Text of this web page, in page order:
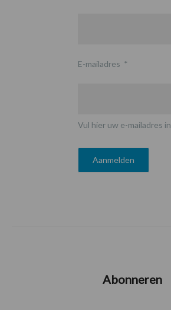
E-mailadres *
Vul hier uw e-mailadres in
Abonneren